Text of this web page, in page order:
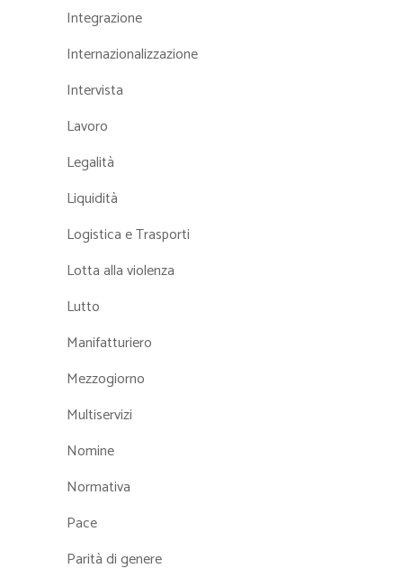
Integrazione
Internazionalizzazione
Intervista
Lavoro
Legalità
Liquidità
Logistica e Trasporti
Lotta alla violenza
Lutto
Manifatturiero
Mezzogiorno
Multiservizi
Nomine
Normativa
Pace
Parità di genere